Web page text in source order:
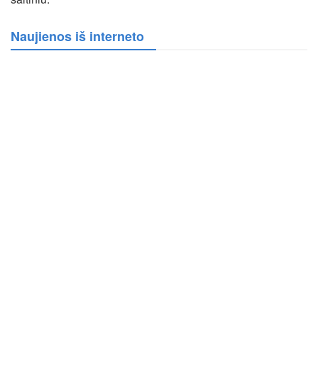
Naujienos iš interneto